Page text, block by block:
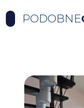
PODOBNE
Dodaj do ulubionych